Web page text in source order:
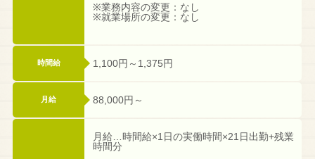
※業務内容の変更：なし
※就業場所の変更：なし
時間給 1,100円～1,375円
月給 88,000円～
月給…時間給×1日の実働時間×21日出勤+残業
時間分